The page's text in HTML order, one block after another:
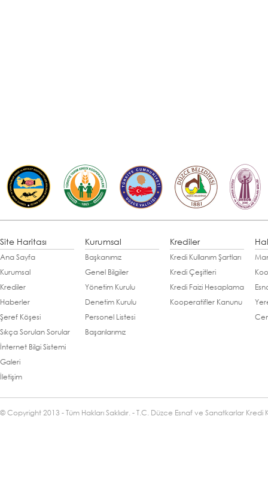
Site Haritası
Ana Sayfa
Kurumsal
Krediler
Haberler
Şeref Köşesi
Sıkça Sorulan Sorular
İnternet Bilgi Sistemi
Galeri
İletişim
Kurumsal
Başkanımız
Genel Bilgiler
Yönetim Kurulu
Denetim Kurulu
Personel Listesi
Başarılarımız
Krediler
Kredi Kullanım Şartları
Kredi Çeşitleri
Kredi Faizi Hesaplama
Kooperatifler Kanunu
© Copyright 2013 - Tüm Hakları Saklıdır. - T.C. Düzce Esnaf ve Sanatkarlar